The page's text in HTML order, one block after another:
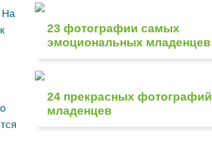
На
23 фотографии самых
эмоциональных младенцев
24 прекрасных фотографий
младенцев